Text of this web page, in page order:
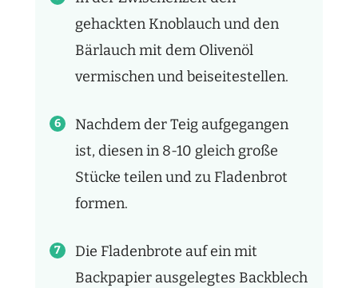
gehackten Knoblauch und den
Bärlauch mit dem Olivenöl
vermischen und beiseitestellen.
Nachdem der Teig aufgegangen
ist, diesen in 8-10 gleich große
Stücke teilen und zu Fladenbrot
formen.
Die Fladenbrote auf ein mit
Backpapier ausgelegtes Backblech